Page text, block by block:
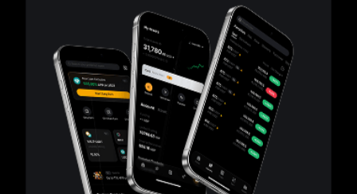
Kiểm soát rủi ro thông minh
Thanh lý được kích hoạt khi mức ký quỹ giảm xuống
50%.